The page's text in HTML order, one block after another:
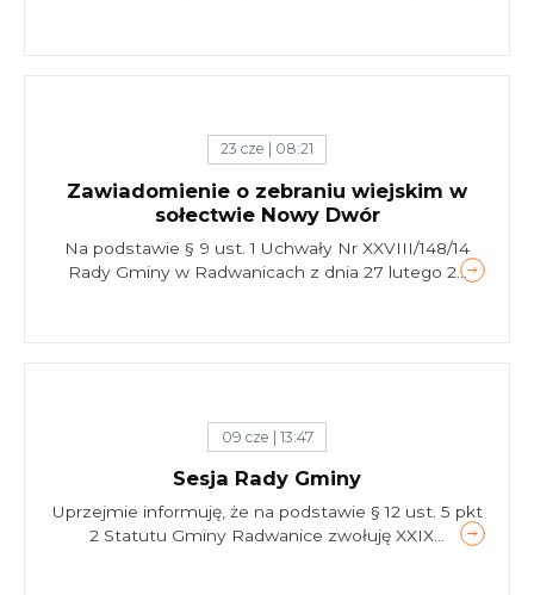
23 cze | 08:21
Zawiadomienie o zebraniu wiejskim w
sołectwie Nowy Dwór
Na podstawie § 9 ust. 1 Uchwały Nr XXVIII/148/14
Rady Gminy w Radwanicach z dnia 27 lutego 2...
09 cze | 13:47
Sesja Rady Gminy
Uprzejmie informuję, że na podstawie § 12 ust. 5 pkt
2 Statutu Gminy Radwanice zwołuję XXIX...